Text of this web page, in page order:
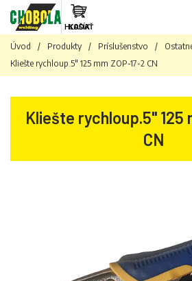
KOŠÍK
HĽADAŤ
Úvod / Produkty / Príslušenstvo /
Kliešte rychloup.5" 125 mm ZOP-17-2 CN
Kliešte rychloup.5" 125
CN